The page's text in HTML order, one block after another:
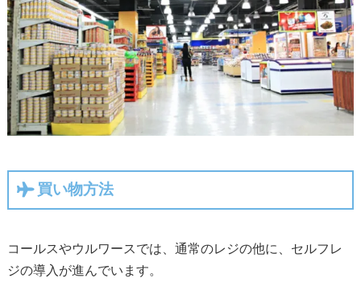
買い物方法
コールスやウルワースでは、通常のレジの他に、セルフレ
ジの導入が進んでいます。